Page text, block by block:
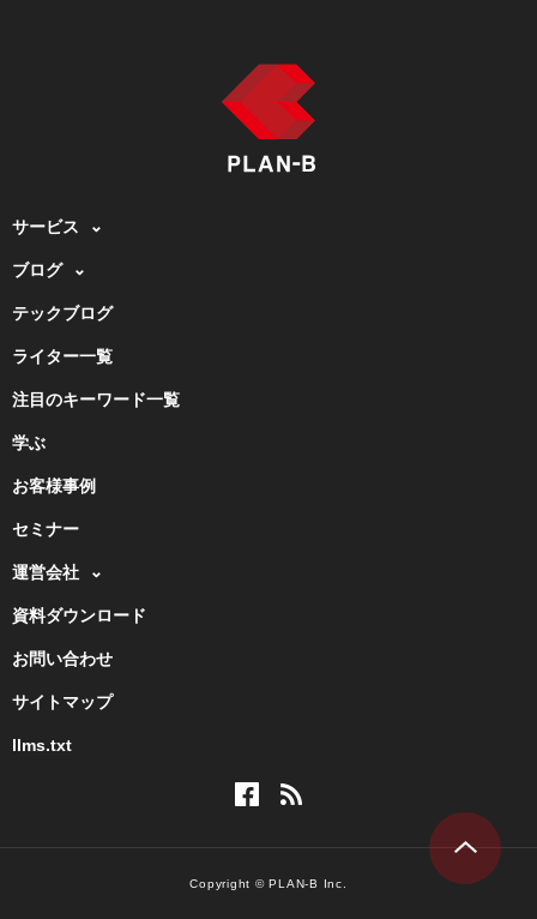
サービス
ブログ
テックブログ
ライター一覧
注目のキーワード一覧
学ぶ
お客様事例
セミナー
運営会社
資料ダウンロード
お問い合わせ
サイトマップ
llms.txt
Copyright © PLAN-B Inc.